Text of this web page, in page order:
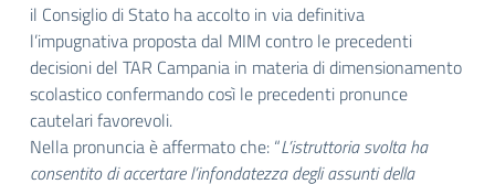
il Consiglio di Stato ha accolto in via definitiva
l’impugnativa proposta dal MIM contro le precedenti
decisioni del TAR Campania in materia di dimensionamento
scolastico confermando così le precedenti pronunce
cautelari favorevoli.
Nella pronuncia è affermato che: “L’istruttoria svolta ha
consentito di accertare l’infondatezza degli assunti della